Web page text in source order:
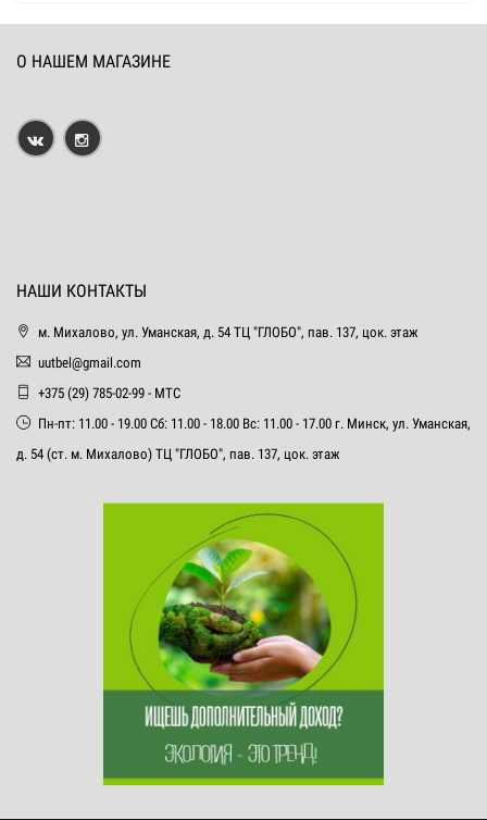
О НАШЕМ МАГАЗИНЕ
НАШИ КОНТАКТЫ
м. Михалово, ул. Уманская, д. 54 ТЦ "ГЛОБО", пав. 137, цок. этаж
uutbel@gmail.com
+375 (29) 785-02-99 - МТС
Пн-пт: 11.00 - 19.00 Сб: 11.00 - 18.00 Вс: 11.00 - 17.00 г. Минск, ул. Уманская,
д. 54 (ст. м. Михалово) ТЦ "ГЛОБО", пав. 137, цок. этаж